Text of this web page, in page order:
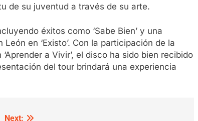
de su juventud a través de su arte.
éxitos como ‘Sabe Bien’ y una
en ‘Existo’. Con la participación de la
a Vivir’, el disco ha sido bien recibido
del tour brindará una experiencia
Next: